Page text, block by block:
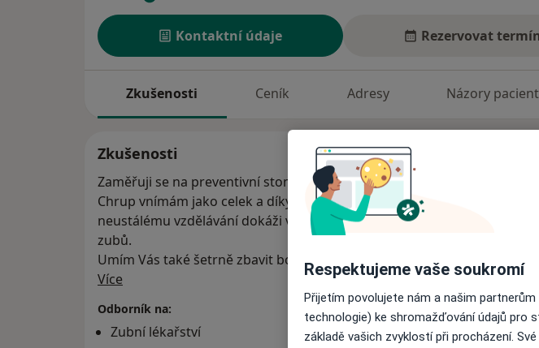
Kontaktní údaje Rezervovat
Zkušenosti Ceník Adresy Názory
Zkušenosti
Zaměřuji se na preventivní stomatologii s důrazem na správnou ústní
Chrup vnímám jako celek a díky svým zkušenostem, kvalitním
neustálému vzdělávání dokáži vyhovět Vašim estetickým požadavkům
zubů.
Umím Vás také šetrně zbavit bolesti zubů a strachu ze zubního ošetření.
Více
Odborník na:
Zubní lékařství
Respektujeme vaše soukromí
Přijetím povolujete nám a našim
technologie) ke shromažďování údajů pro
základě vašich zvyklostí při procházení.